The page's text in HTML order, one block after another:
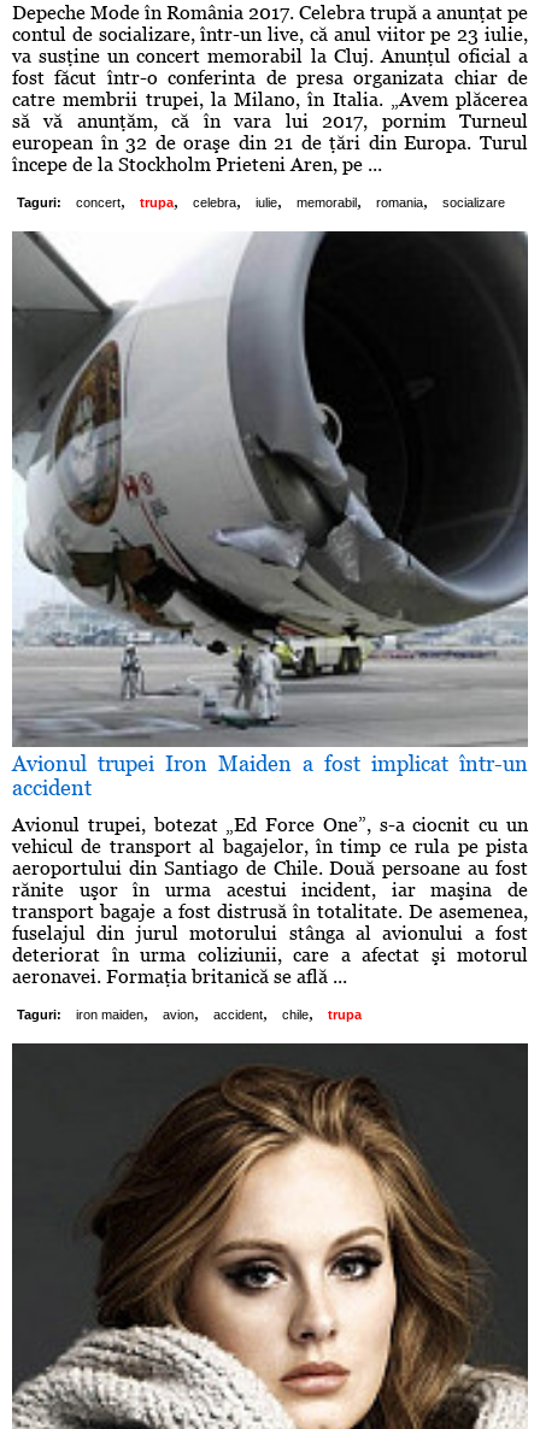
Depeche Mode în România 2017. Celebra trupă a anunţat pe
contul de socializare, într-un live, că anul viitor pe 23 iulie,
va susţine un concert memorabil la Cluj. Anunţul oficial a
fost făcut într-o conferinta de presa organizata chiar de
catre membrii trupei, la Milano, în Italia. „Avem plăcerea
să vă anunţăm, că în vara lui 2017, pornim Turneul
european în 32 de oraşe din 21 de ţări din Europa. Turul
începe de la Stockholm Prieteni Aren, pe ...
Taguri: concert, trupa, celebra, iulie, memorabil , romania, socializare
Avionul trupei Iron Maiden a fost implicat într-un
accident
Avionul trupei, botezat „Ed Force One”, s-a ciocnit cu un
vehicul de transport al bagajelor, în timp ce rula pe pista
aeroportului din Santiago de Chile. Două persoane au fost
rănite uşor în urma acestui incident, iar maşina de
transport bagaje a fost distrusă în totalitate. De asemenea,
fuselajul din jurul motorului stânga al avionului a fost
deteriorat în urma coliziunii, care a afectat şi motorul
aeronavei. Formaţia britanică se află ...
Taguri: iron maiden, avion, accident, chile, trupa